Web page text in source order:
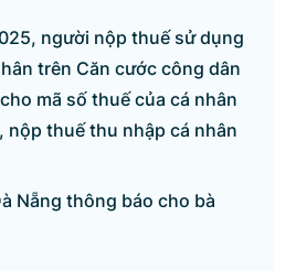
người nộp thuế sử dụng
trên Căn cước công dân
mã số thuế của cá nhân
nộp thuế thu nhập cá nhân
Nẵng thông báo cho bà